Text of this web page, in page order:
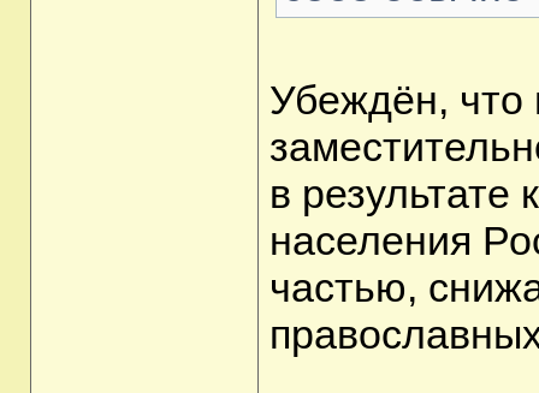
Убеждён, что
в результате
населения
частью,